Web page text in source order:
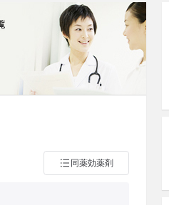
同薬効薬剤